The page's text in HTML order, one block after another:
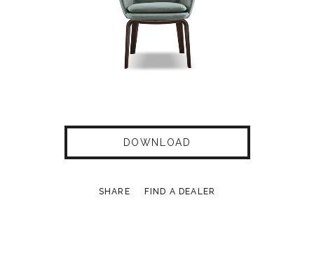
DOWNLOAD
SHARE FIND A DEALER